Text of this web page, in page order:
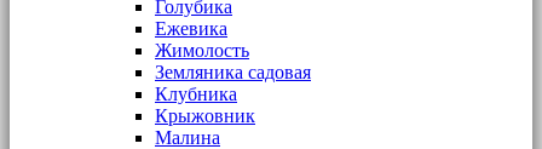
Голубика
Ежевика
Жимолость
Земляника садовая
Клубника
Крыжовник
Малина